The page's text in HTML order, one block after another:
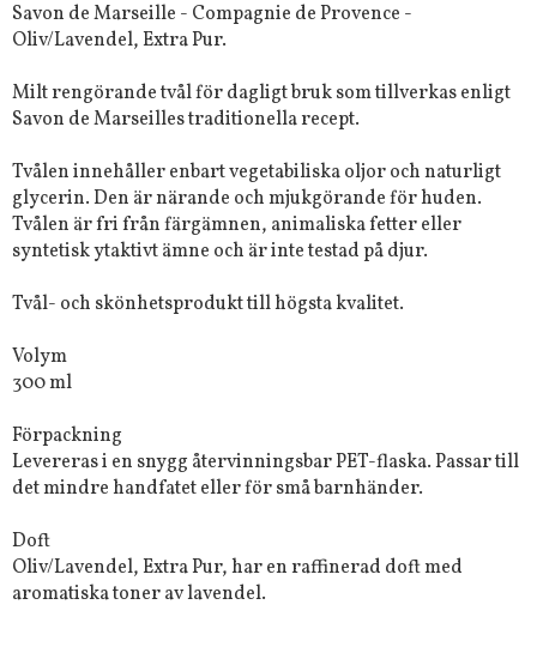
Savon de Marseille - Compagnie de Provence -
Oliv/Lavendel, Extra Pur.
Milt rengörande tvål för dagligt bruk som tillverkas enligt
Savon de Marseilles traditionella recept.
Tvålen innehåller enbart vegetabiliska oljor och naturligt
glycerin. Den är närande och mjukgörande för huden.
Tvålen är fri från färgämnen, animaliska fetter eller
syntetisk ytaktivt ämne och är inte testad på djur.
Tvål- och skönhetsprodukt till högsta kvalitet.
Volym
300 ml
Förpackning
Levereras i en snygg återvinningsbar PET-flaska. Passar till
det mindre handfatet eller för små barnhänder.
Doft
Oliv/Lavendel, Extra Pur, har en raffinerad doft med
aromatiska toner av lavendel.